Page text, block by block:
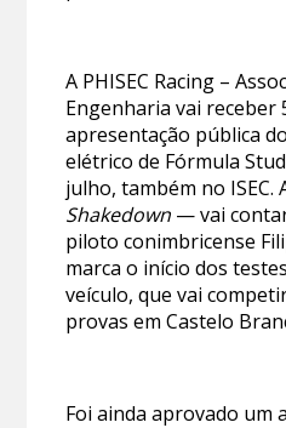
A PHISEC Racing –
Engenharia vai receber
apresentação pública
elétrico de Fórmula
julho, também no
Shakedown — vai
piloto conimbricense
marca o início dos
veículo, que vai
provas em Castelo
Foi ainda aprovado um